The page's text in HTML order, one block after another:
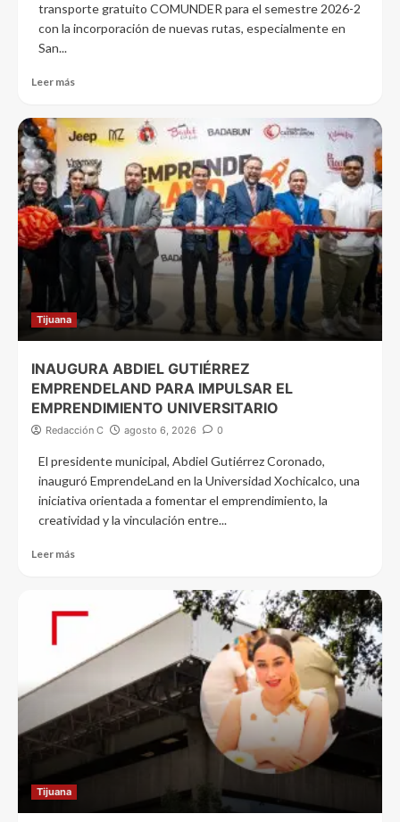
transporte gratuito COMUNDER para el semestre 2026-2
con la incorporación de nuevas rutas, especialmente en
San...
Leer más
Tijuana
INAUGURA ABDIEL GUTIÉRREZ
EMPRENDELAND PARA IMPULSAR EL
EMPRENDIMIENTO UNIVERSITARIO
Redacción C agosto 6, 2026 0
El presidente municipal, Abdiel Gutiérrez Coronado,
inauguró EmprendeLand en la Universidad Xochicalco, una
iniciativa orientada a fomentar el emprendimiento, la
creatividad y la vinculación entre...
Leer más
Tijuana